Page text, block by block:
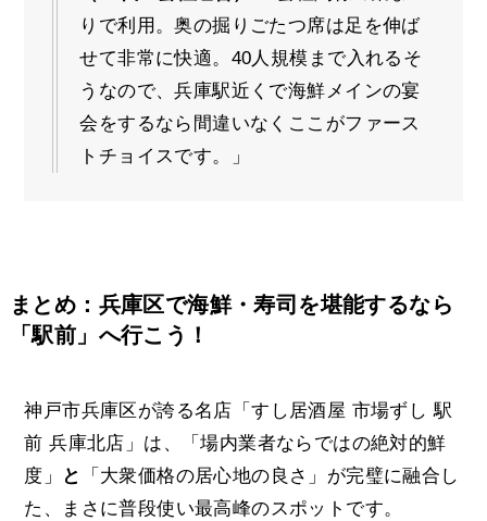
りで利用。奥の掘りごたつ席は足を伸ば
せて非常に快適。40人規模まで入れるそ
うなので、兵庫駅近くで海鮮メインの宴
会をするなら間違いなくここがファース
トチョイスです。」
まとめ：兵庫区で海鮮・寿司を堪能するなら
「駅前」へ行こう！
神戸市兵庫区が誇る名店「すし居酒屋 市場ずし 駅
前 兵庫北店」は、「場内業者ならではの絶対的鮮
度」
と
「大衆価格の居心地の良さ」が完璧に融合し
た、まさに普段使い最高峰のスポットです。